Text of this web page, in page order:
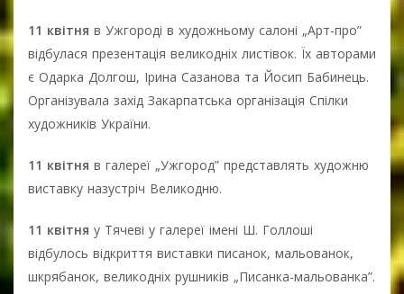
11 квітня в Ужгороді в художньому салоні „Арт-про”
відбулася презентація великодніх листівок. Їх авторами
є Одарка Долгош, Ірина Сазанова та Йосип Бабинець.
Організувала захід Закарпатська організація Спілки
художників України.
11 квітня в галереї „Ужгород” представлять художню
виставку назустріч Великодню.
11 квітня у Тячеві у галереї імені Ш. Голлоші
відбулось відкриття виставки писанок, мальованок,
шкрябанок, великодніх рушників „Писанка-мальованка”.